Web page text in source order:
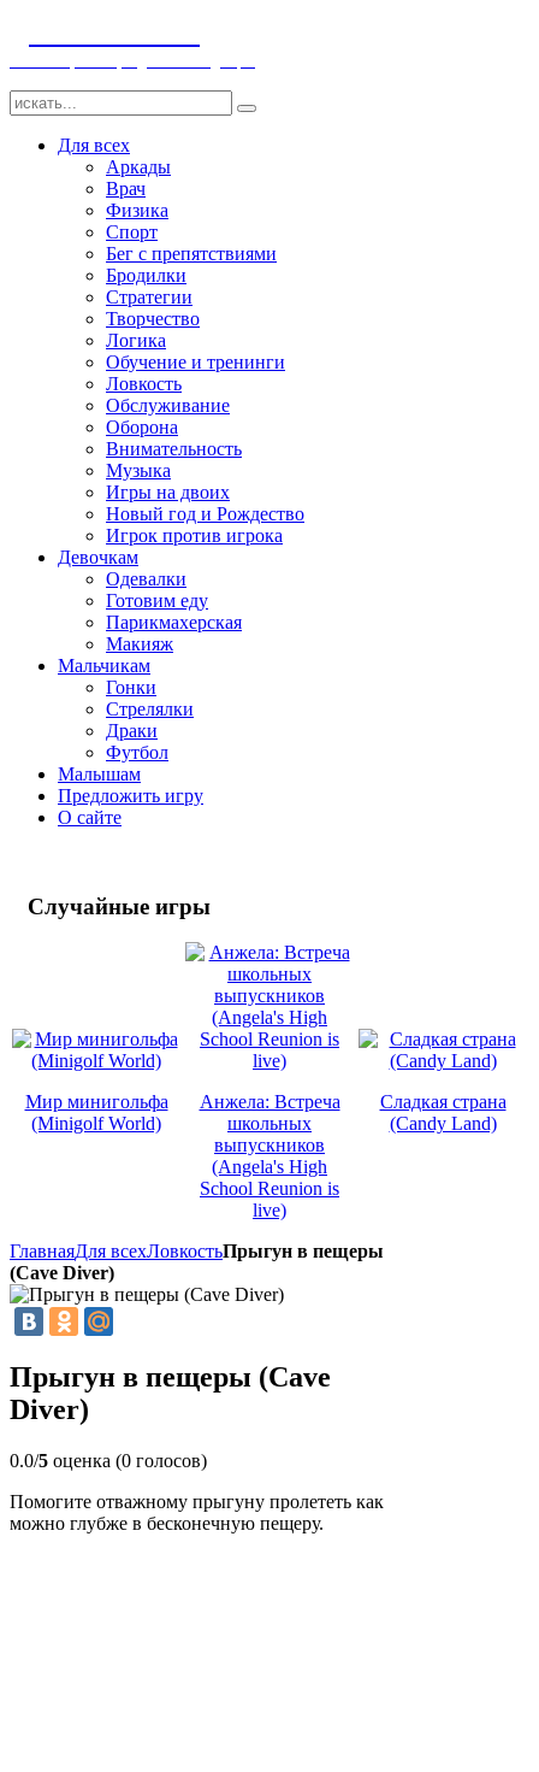
Для всех
Аркады
Врач
Физика
Спорт
Бег с препятствиями
Бродилки
Стратегии
Творчество
Логика
Обучение и тренинги
Ловкость
Обслуживание
Оборона
Внимательность
Музыка
Игры на двоих
Новый год и Рождество
Игрок против игрока
Девочкам
Одевалки
Готовим еду
Парикмахерская
Макияж
Мальчикам
Гонки
Стрелялки
Драки
Футбол
Малышам
Предложить игру
О сайте
Случайные игры
Мир минигольфа
(Minigolf World)
Анжела: Встреча
школьных
выпускников
(Angela's High
School Reunion is
live)
Сладкая страна
(Candy Land)
ГлавнаяДля всехЛовкостьПрыгун в пещеры
(Cave Diver)
Прыгун в пещеры (Cave
Diver)
0.0/5 оценка (0 голосов)
Помогите отважному прыгуну пролететь как
можно глубже в бесконечную пещеру.